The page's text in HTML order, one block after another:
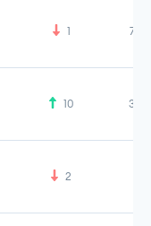
1
10
2